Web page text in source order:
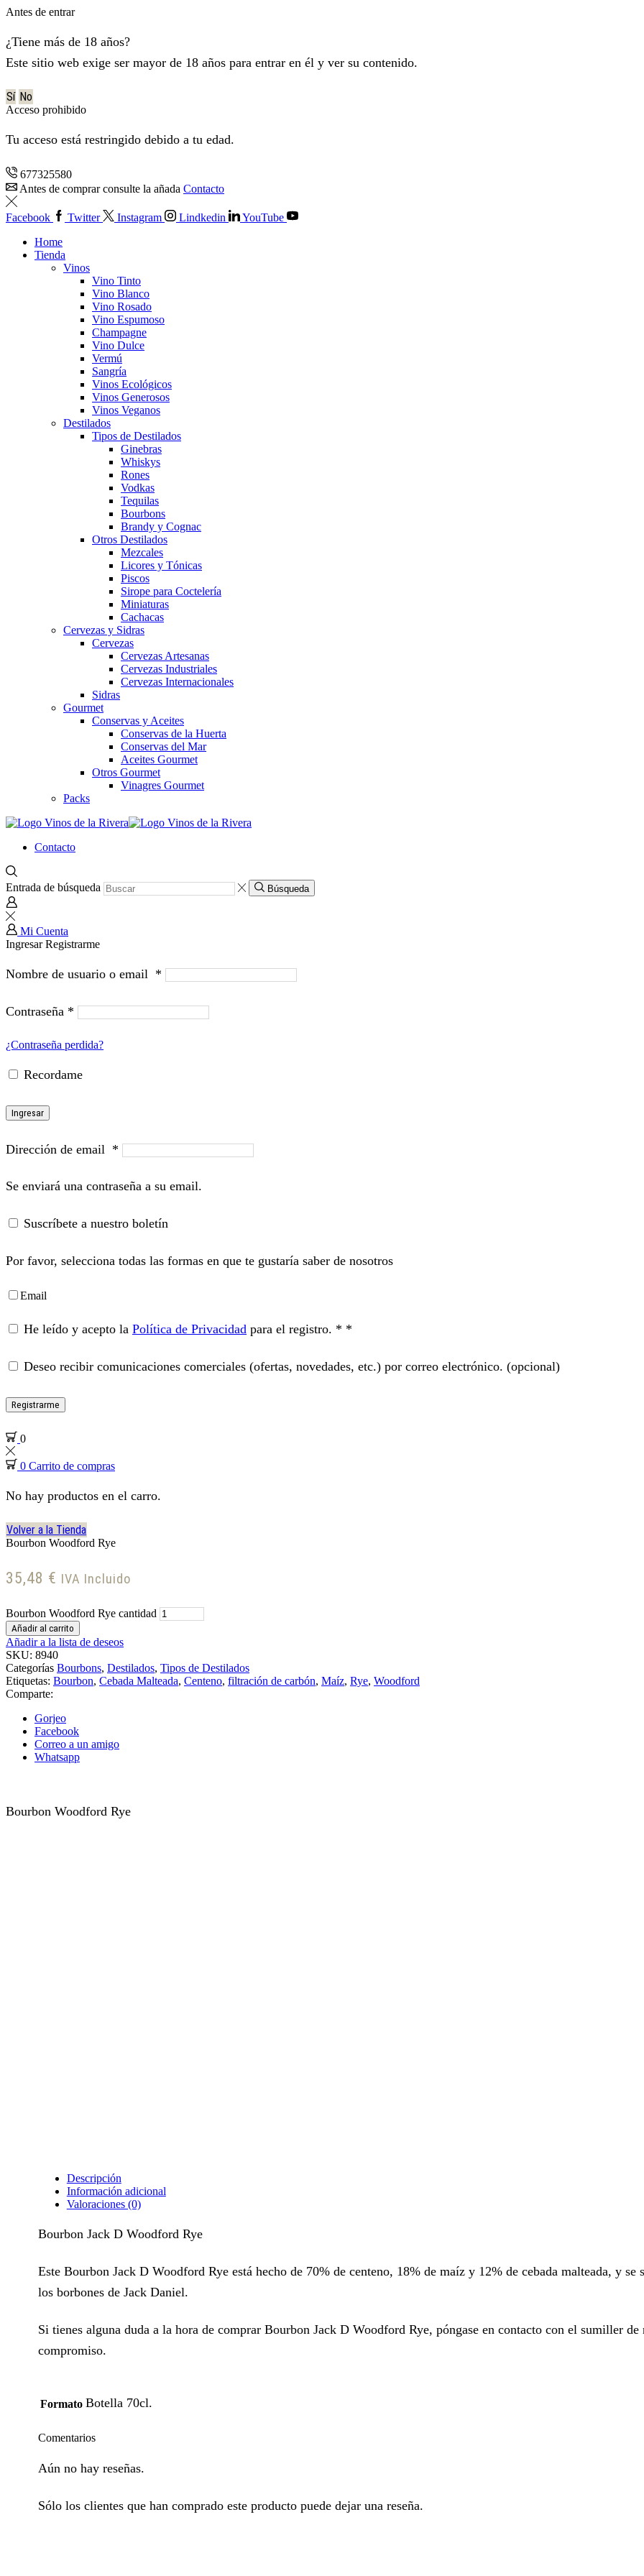
Antes de entrar
¿Tiene más de 18 años?
Este sitio web exige ser mayor de 18 años para entrar en él y ver su contenido.
Sí No
Acceso prohibido
Tu acceso está restringido debido a tu edad.
677325580
Antes de comprar consulte la añada Contacto
Facebook Twitter Instagram Lindkedin
YouTube
Home
Tienda
Vinos
Vino Tinto
Vino Blanco
Vino Rosado
Vino Espumoso
Champagne
Vino Dulce
Vermú
Sangría
Vinos Ecológicos
Vinos Generosos
Vinos Veganos
Destilados
Tipos de Destilados
Ginebras
Whiskys
Rones
Vodkas
Tequilas
Bourbons
Brandy y Cognac
Otros Destilados
Mezcales
Licores y Tónicas
Piscos
Sirope para Coctelería
Miniaturas
Cachacas
Cervezas y Sidras
Cervezas
Cervezas Artesanas
Cervezas Industriales
Cervezas Internacionales
Sidras
Gourmet
Conservas y Aceites
Conservas de la Huerta
Conservas del Mar
Aceites Gourmet
Otros Gourmet
Vinagres Gourmet
Packs
Contacto
Entrada de búsqueda Búsqueda
Mi Cuenta
IngresarRegistrarme
Nombre de usuario o email *
Contraseña *
¿Contraseña perdida?
Recordame
Ingresar
Dirección de email *
Se enviará una contraseña a su email.
Suscríbete a nuestro boletín
Por favor, selecciona todas las formas en que te gustaría saber de nosotros
Email
He leído y acepto la Política de Privacidad para el registro. * *
Deseo recibir comunicaciones comerciales (ofertas, novedades, etc.) por correo electrónico. (opcional)
Registrarme
0
0 Carrito de compras
No hay productos en el carro.
Volver a la Tienda
Bourbon Woodford Rye
35,48 € IVA Incluido
Bourbon Woodford Rye cantidad
Añadir al carrito
Añadir a la lista de deseos
SKU: 8940
Categorías Bourbons, Destilados, Tipos de Destilados
Etiquetas: Bourbon, Cebada Malteada, Centeno, filtración de carbón, Maíz, Rye, Woodford
Comparte:
Gorjeo
Facebook
Correo a un amigo
Whatsapp
Bourbon Woodford Rye
Descripción
Información adicional
Valoraciones (0)
Bourbon Jack D Woodford Rye
Este Bourbon Jack D Woodford Rye está hecho de 70% de centeno, 18% de maíz y 12% de cebada malteada, y
los borbones de Jack Daniel.
Si tienes alguna duda a la hora de comprar Bourbon Jack D Woodford Rye, póngase en contacto con el sumiller de
compromiso.
Formato Botella 70cl.
Comentarios
Aún no hay reseñas.
Sólo los clientes que han comprado este producto puede dejar una reseña.